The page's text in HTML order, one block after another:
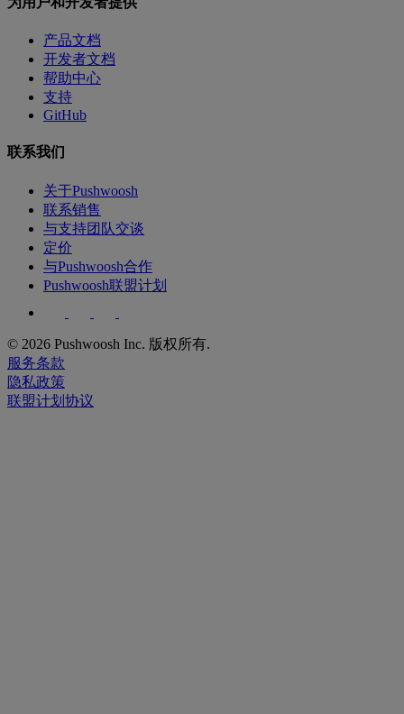
产品文档
开发者文档
帮助中心
支持
GitHub
联系我们
关于Pushwoosh
联系销售
与支持团队交谈
定价
与Pushwoosh合作
Pushwoosh联盟计划
© 2026 Pushwoosh Inc. 版权所有.
服务条款
隐私政策
联盟计划协议